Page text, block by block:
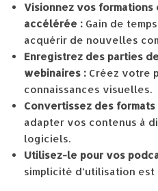
Visionnez vos
accélérée : Gain de
acquérir de nouvelles
Enregistrez des parties
webinaires : Créez votre
connaissances visuelles.
Convertissez des
adapter vos contenus à
logiciels.
Utilisez-le pour vos
simplicité d’utilisation est